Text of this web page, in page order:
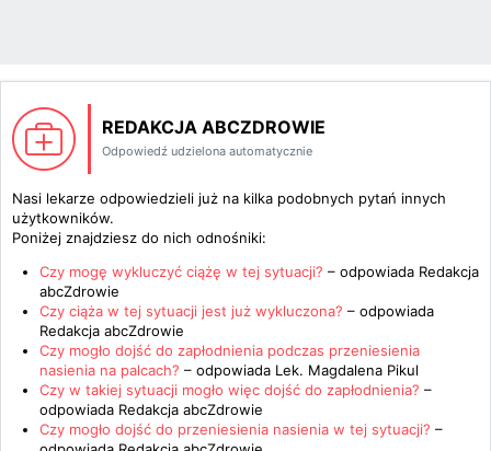
REDAKCJA ABCZDROWIE
Odpowiedź udzielona automatycznie
Nasi lekarze odpowiedzieli już na kilka podobnych pytań innych
użytkowników.
Poniżej znajdziesz do nich odnośniki:
Czy mogę wykluczyć ciążę w tej sytuacji? – odpowiada Redakcja
abcZdrowie
Czy ciąża w tej sytuacji jest już wykluczona? – odpowiada
Redakcja abcZdrowie
Czy mogło dojść do zapłodnienia podczas przeniesienia
nasienia na palcach? – odpowiada Lek. Magdalena Pikul
Czy w takiej sytuacji mogło więc dojść do zapłodnienia? –
odpowiada Redakcja abcZdrowie
Czy mogło dojść do przeniesienia nasienia w tej sytuacji? –